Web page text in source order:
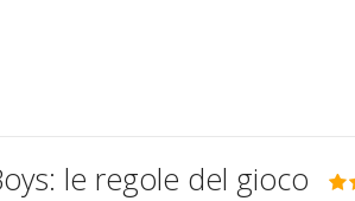
le regole del gioco